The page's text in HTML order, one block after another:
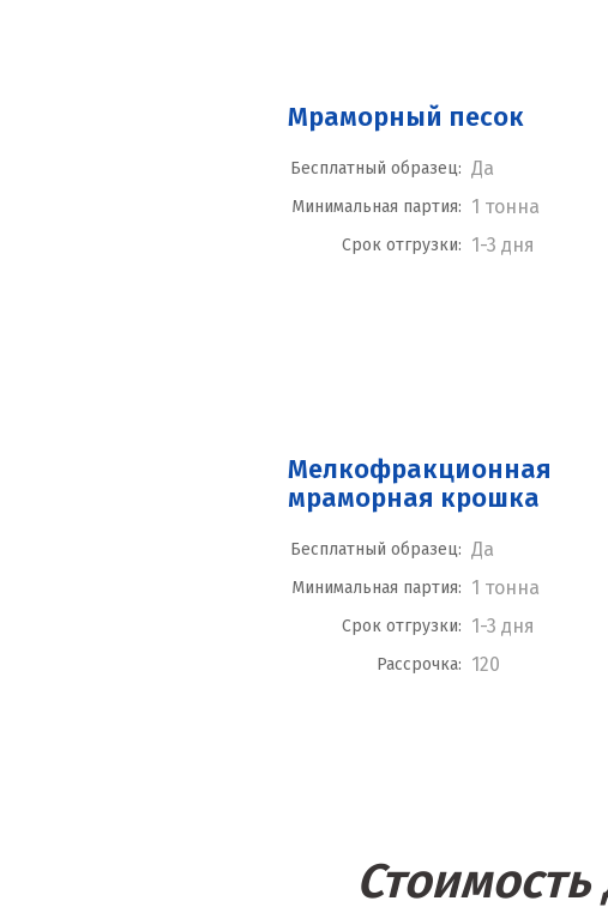
Мраморный песок
Бесплатный образец: Да
Минимальная партия: 1 тонна
Срок отгрузки: 1-3 дня
Мелкофракционная
мраморная крошка
Бесплатный образец: Да
Минимальная партия: 1 тонна
Срок отгрузки: 1-3 дня
Рассрочка: 120